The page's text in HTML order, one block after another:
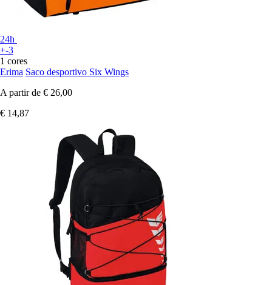
24h
+-3
1 cores
Erima Saco desportivo Six Wings
A partir de € 26,00
€ 14,87